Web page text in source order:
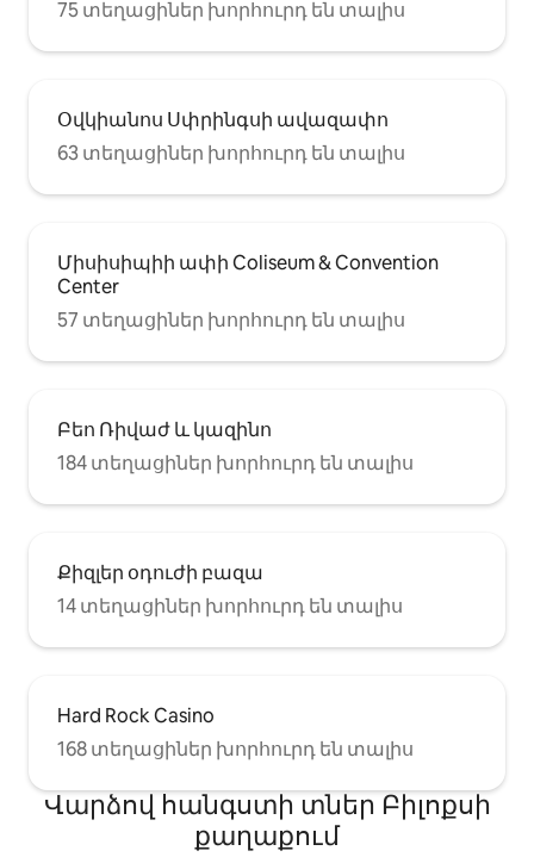
75 տեղացիներ խորհուրդ են տալիս
Օվկիանոս Սփրինգսի ավազափո
63 տեղացիներ խորհուրդ են տալիս
Միսիսիպիի ափի Coliseum & Convention
Center
57 տեղացիներ խորհուրդ են տալիս
Բեո Ռիվաժ և կազինո
184 տեղացիներ խորհուրդ են տալիս
Քիզլեր օդուժի բազա
14 տեղացիներ խորհուրդ են տալիս
Hard Rock Casino
168 տեղացիներ խորհուրդ են տալիս
Վարձով հանգստի տներ Բիլոքսի
քաղաքում